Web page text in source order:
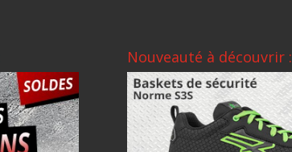
Nouveauté à découvrir :